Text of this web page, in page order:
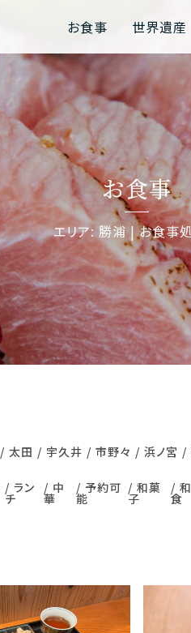
お食事 世界遺産
お食事
エリア: 勝浦 | お食事
太田 宇久井 市野々 浜ノ宮
ラン
チ
中
華
予約可
能
和菓
子
和
食